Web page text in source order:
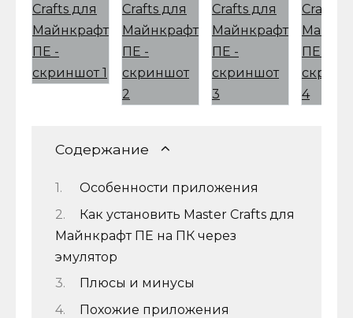
Содержание
Особенности приложения
Как установить Master Crafts для
Майнкрафт ПЕ на ПК через
эмулятор
Плюсы и минусы
Похожие приложения